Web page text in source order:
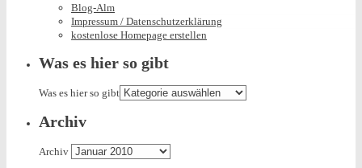
Blog-Alm
Impressum / Datenschutzerklärung
kostenlose Homepage erstellen
Was es hier so gibt
Was es hier so gibt
Archiv
Archiv